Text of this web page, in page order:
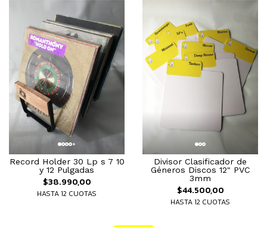
Record Holder 30 Lp s 7 10
y 12 Pulgadas
$38.990,00
HASTA 12 CUOTAS
Divisor Clasificador de
Géneros Discos 12" PVC
3mm
$44.500,00
HASTA 12 CUOTAS